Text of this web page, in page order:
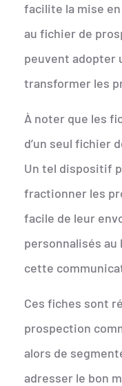
facilite la mise en
au fichier de
peuvent adopter
transformer les
À noter que les
d’un seul fichier
Un tel dispositif
fractionner les
facile de leur
personnalisés
cette
Ces fiches sont
prospection
alors de
adresser le bon